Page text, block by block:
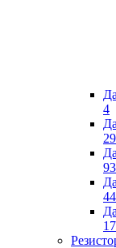
4
29
93
44
17